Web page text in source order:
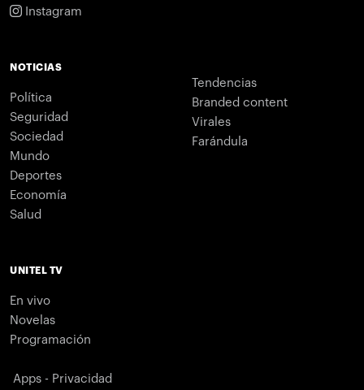
Instagram
NOTICIAS
Política
Seguridad
Sociedad
Mundo
Deportes
Economía
Salud
Tendencias
Branded content
Virales
Farándula
UNITEL TV
En vivo
Novelas
Programación
Apps - Privacidad